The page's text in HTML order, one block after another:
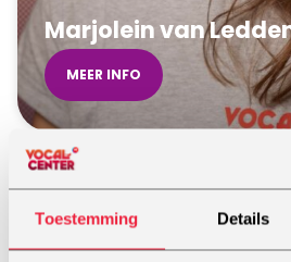
Toestemming Details
Marjolein van
MEER INFO